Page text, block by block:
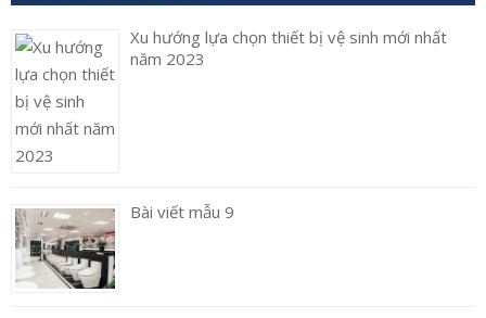
Xu hướng lựa chọn thiết bị vệ sinh mới nhất
năm 2023
Bài viết mẫu 9